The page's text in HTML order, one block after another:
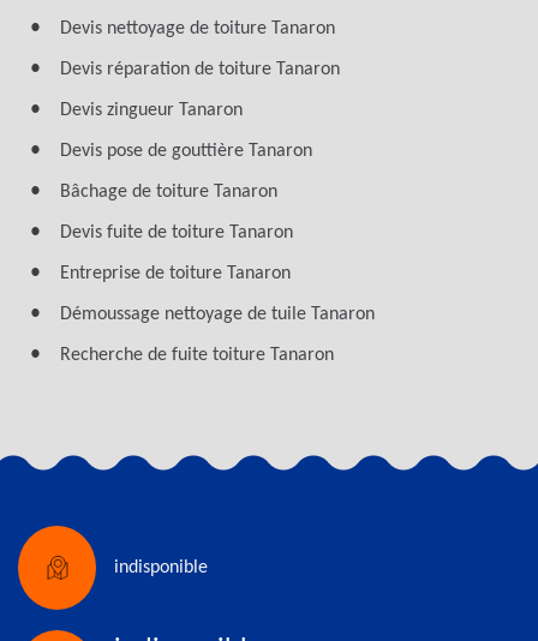
Devis nettoyage de toiture Tanaron
Devis réparation de toiture Tanaron
Devis zingueur Tanaron
Devis pose de gouttière Tanaron
Bâchage de toiture Tanaron
Devis fuite de toiture Tanaron
Entreprise de toiture Tanaron
Démoussage nettoyage de tuile Tanaron
Recherche de fuite toiture Tanaron
indisponible